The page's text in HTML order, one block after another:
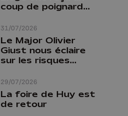
31/07/2026
coup de poignard
29/07/2026
Le Major Olivier
Giust nous éclaire
sur les risques
Belgique : "Un
incendie comme en
Gironde ne pourrait
pas avoir lieu chez
La foire de Huy est
de retour